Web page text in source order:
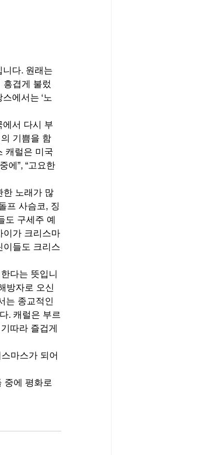
니다. 원래는
겹게 불렀
에서는 ‘노
서 다시 부
기쁨을 함
캐럴은 미국
에”, “고요한
한 노래가 많
프 사슴코, 징
도 구세주 예
이가 크리스마
이들도 크리스
다는 뜻입니
방자로 오신
는 종교적인
. 캐럴은 부르
따라 즐겁게
마스가 되어
중에 평화로